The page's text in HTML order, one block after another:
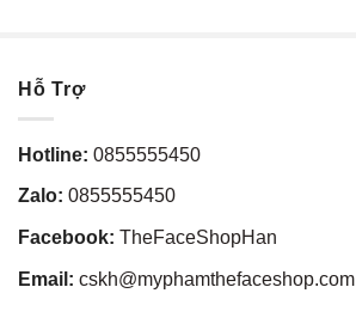
Hỗ Trợ
Hotline: 0855555450
Zalo: 0855555450
Facebook: TheFaceShopHan
Email: cskh@myphamthefaceshop.com